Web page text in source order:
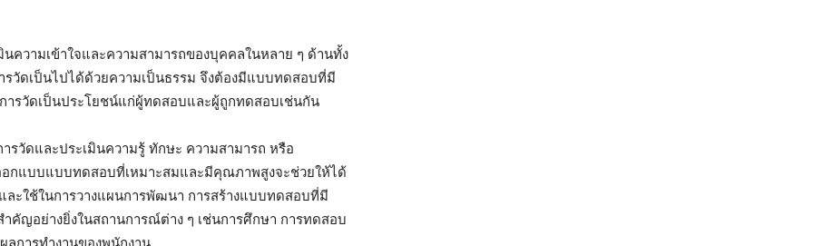
ความเข้าใจและความสามารถของบุคคลในหลาย ๆ ด้านทั้ง
รวัดเป็นไปได้ด้วยความเป็นธรรม จึงต้องมีแบบทดสอบที่มี
ารวัดเป็นประโยชน์แก่ผู้ทดสอบและผู้ถูกทดสอบเช่นกัน
วัดและประเมินความรู้ ทักษะ ความสามารถ หรือ
แบบแบบทดสอบที่เหมาะสมและมีคุณภาพสูงจะช่วยให้ได้
ะใช้ในการวางแผนการพัฒนา การสร้างแบบทดสอบที่มี
คัญอย่างยิ่งในสถานการณ์ต่าง ๆ เช่นการศึกษา การทดสอบ